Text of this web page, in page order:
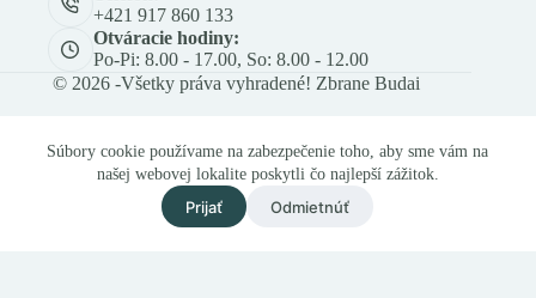
Súbory cookie používame na zabezpečenie toho, aby sme vám na
našej webovej lokalite poskytli čo najlepší zážitok.
Prijať Odmietnúť
+421 917 860 133
Otváracie hodiny:
Po-Pi: 8.00 - 17.00, So: 8.00 - 12.00
© 2026 -Všetky práva vyhradené! Zbrane Budai